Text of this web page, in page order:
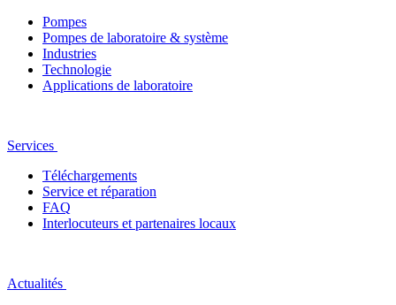
Pompes
Pompes de laboratoire & système
Industries
Technologie
Applications de laboratoire
Services
Téléchargements
Service et réparation
FAQ
Interlocuteurs et partenaires locaux
Actualités